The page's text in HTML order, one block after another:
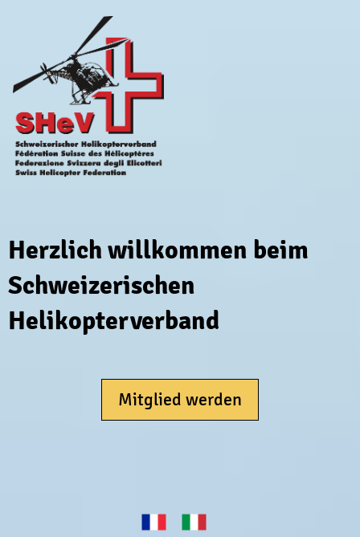
Herzlich willkommen beim
Schweizerischen
Helikopterverband
Mitglied werden